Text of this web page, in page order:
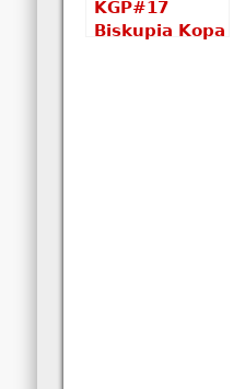
KGP#17
Biskupia Kopa